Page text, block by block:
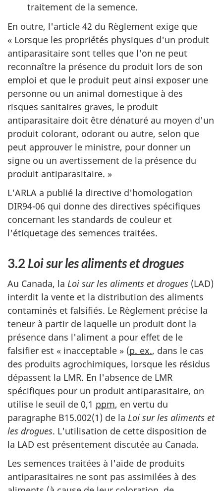
traitement de la semence.
En outre, l'article 42 du Règlement exige que
« Lorsque les propriétés physiques d'un produit
antiparasitaire sont telles que l'on ne peut
reconnaître la présence du produit lors de son
emploi et que le produit peut ainsi exposer une
personne ou un animal domestique à des
risques sanitaires graves, le produit
antiparasitaire doit être dénaturé au moyen d'un
produit colorant, odorant ou autre, selon que
peut approuver le ministre, pour donner un
signe ou un avertissement de la présence du
produit antiparasitaire. »
L'ARLA a publié la directive d'homologation
DIR94-06 qui donne des directives spécifiques
concernant les standards de couleur et
l'étiquetage des semences traitées.
3.2 Loi sur les aliments et drogues
Au Canada, la Loi sur les aliments et drogues (LAD)
interdit la vente et la distribution des aliments
contaminés et falsifiés. Le Règlement précise la
teneur à partir de laquelle un produit dont la
présence dans l'aliment a pour effet de le
falsifier est « inacceptable » (p. ex., dans le cas
des produits agrochimiques, lorsque les résidus
dépassent la LMR. En l'absence de LMR
spécifiques pour un produit antiparasitaire, on
utilise le seuil de 0,1 ppm, en vertu du
paragraphe B15.002(1) de la Loi sur les aliments et
les drogues. L'utilisation de cette disposition de
la LAD est présentement discutée au Canada.
Les semences traitées à l'aide de produits
antiparasitaires ne sont pas assimilées à des